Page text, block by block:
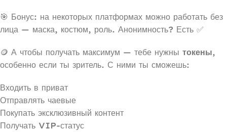
🎯 Бонус: на некоторых платформах можно работать без
лица — маска, костюм, роль. Анонимность? Есть ✅
🪙 А чтобы получать максимум — тебе нужны токены,
особенно если ты зритель. С ними ты сможешь:
Входить в приват
Отправлять чаевые
Покупать эксклюзивный контент
Получать VIP-статус